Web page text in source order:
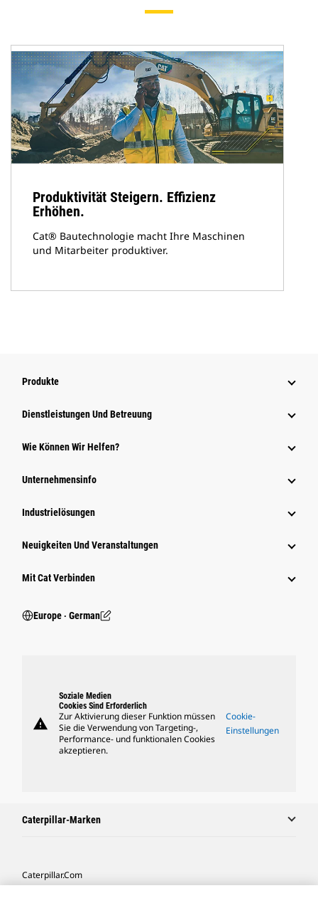
Produktivität Steigern. Effizienz
Erhöhen.
Cat® Bautechnologie macht Ihre Maschinen
und Mitarbeiter produktiver.
Produkte
Dienstleistungen Und Betreuung
Wie Können Wir Helfen?
Unternehmensinfo
Industrielösungen
Neuigkeiten Und Veranstaltungen
Mit Cat Verbinden
Europe ‧ German
warning
Soziale Medien
Cookies Sind Erforderlich
Zur Aktivierung dieser Funktion müssen
Sie die Verwendung von Targeting-,
Performance- und funktionalen Cookies
akzeptieren.
Cookie-
Einstellungen
Caterpillar-Marken
Caterpillar.com